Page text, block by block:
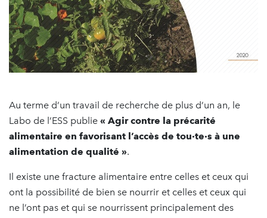
Au terme d’un travail de recherche de plus d’un an, le
Labo de l’ESS publie « Agir contre la précarité
alimentaire en favorisant l’accès de tou·te·s à une
alimentation de qualité ».
Il existe une fracture alimentaire entre celles et ceux qui
ont la possibilité de bien se nourrir et celles et ceux qui
ne l’ont pas et qui se nourrissent principalement des